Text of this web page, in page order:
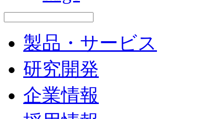
製品・サービス
研究開発
企業情報